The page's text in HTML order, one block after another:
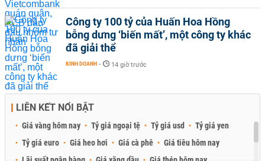
Công ty 100 tỷ của Huấn Hoa Hồng
bỗng dưng ‘biến mất’, một công ty khác
đã giải thể
KINH DOANH - 14 giờ trước
LIÊN KẾT NỔI BẬT
Giá vàng hôm nay Tỷ giá ngoại tệ Tỷ giá usd
Tỷ giá yen
Tỷ giá euro
Giá heo hơi Giá cà phê
Giá tiêu hôm nay